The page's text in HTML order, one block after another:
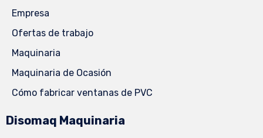
Empresa
Ofertas de trabajo
Maquinaria
Maquinaria de Ocasión
Cómo fabricar ventanas de PVC
Disomaq Maquinaria